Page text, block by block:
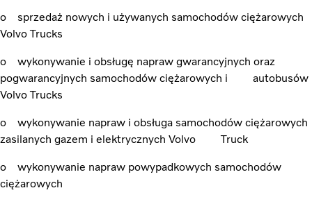
o sprzedaż nowych i używanych samochodów ciężarowych
Volvo Trucks
o wykonywanie i obsługę napraw gwarancyjnych oraz
pogwarancyjnych samochodów ciężarowych i autobusów
Volvo Trucks
o wykonywanie napraw i obsługa samochodów ciężarowych
zasilanych gazem i elektrycznych Volvo Truck
o wykonywanie napraw powypadkowych samochodów
ciężarowych